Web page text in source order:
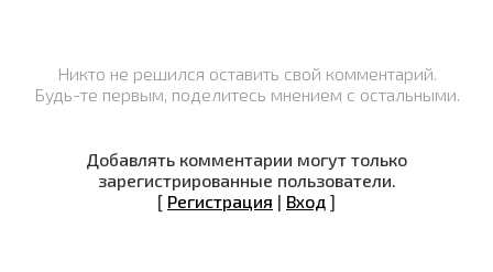
Никто не решился оставить свой комментарий.
Будь-те первым, поделитесь мнением с остальными.
Добавлять комментарии могут только
зарегистрированные пользователи.
[ Регистрация | Вход ]